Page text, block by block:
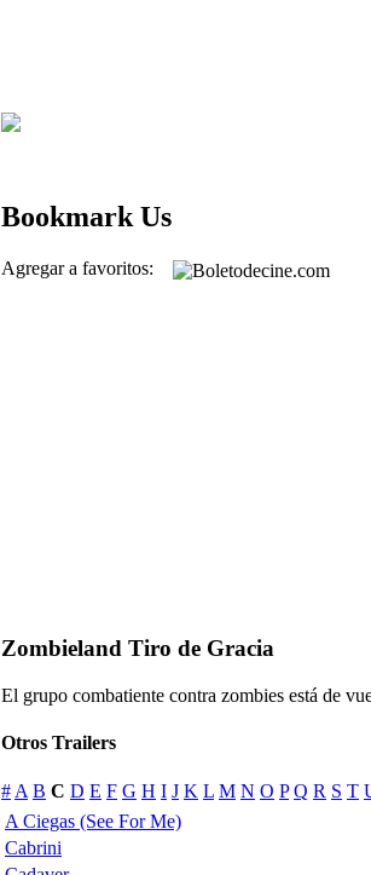
Bookmark Us
Agregar a favoritos:
Zombieland Tiro de Gracia
El grupo combatiente contra zombies está de
Otros Trailers
# A B C D E F G H I J K L M N O P Q R S T
A Ciegas (See For Me)
Cabrini